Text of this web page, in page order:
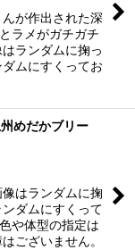
が作出された深
ラメがガチガチ
ランダムに掬っ
ムにすくってお
めだかブリー
はランダムに掬
ダムにすくって
や体型の指定は
ございません。